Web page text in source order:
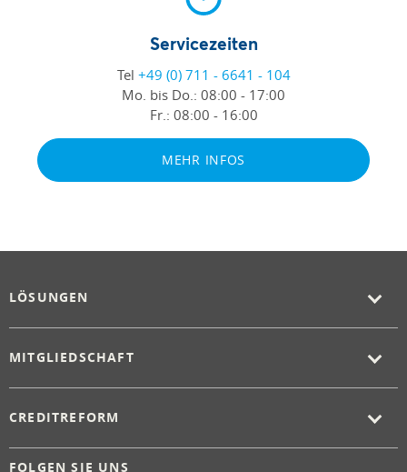
Servicezeiten
Tel +49 (0) 711 - 6641 - 104
Mo. bis Do.: 08:00 - 17:00
Fr.: 08:00 - 16:00
MEHR INFOS
LÖSUNGEN
MITGLIEDSCHAFT
CREDITREFORM
FOLGEN SIE UNS